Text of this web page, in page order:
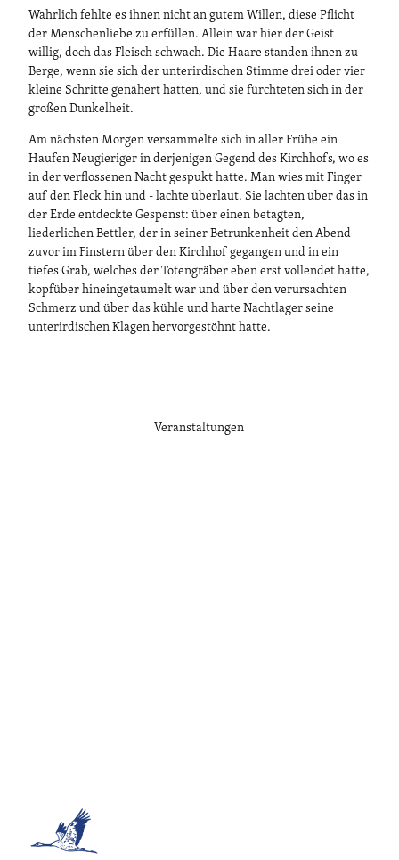
Wahrlich fehlte es ihnen nicht an gutem Willen, diese Pflicht
der Menschenliebe zu erfüllen. Allein war hier der Geist
willig, doch das Fleisch schwach. Die Haare standen ihnen zu
Berge, wenn sie sich der unterirdischen Stimme drei oder vier
kleine Schritte genähert hatten, und sie fürchteten sich in der
großen Dunkelheit.
Am nächsten Morgen versammelte sich in aller Frühe ein
Haufen Neugieriger in derjenigen Gegend des Kirchhofs, wo es
in der verflossenen Nacht gespukt hatte. Man wies mit Finger
auf den Fleck hin und - lachte überlaut. Sie lachten über das in
der Erde entdeckte Gespenst: über einen betagten,
liederlichen Bettler, der in seiner Betrunkenheit den Abend
zuvor im Finstern über den Kirchhof gegangen und in ein
tiefes Grab, welches der Totengräber eben erst vollendet hatte,
kopfüber hineingetaumelt war und über den verursachten
Schmerz und über das kühle und harte Nachtlager seine
unterirdischen Klagen hervorgestöhnt hatte.
Veranstaltungen